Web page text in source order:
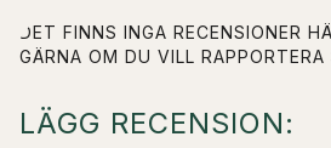
DET FINNS INGA RECENSIONER
GÄRNA OM DU VILL
LÄGG RECENSION: